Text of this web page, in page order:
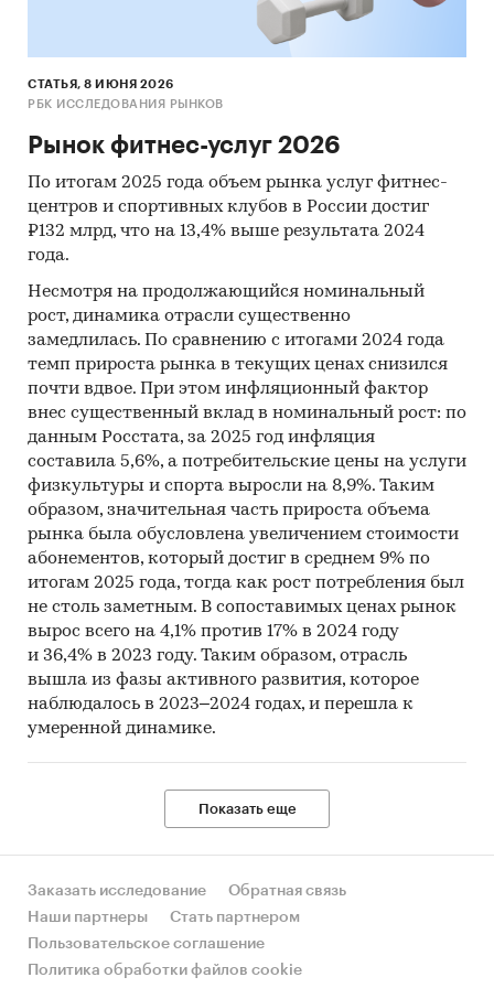
Показатели для компании
изм.
Необходимые инвестиции
тыс.
руб.
50 050
тыс.
IRR (годовая) %
PI (индекс прибыльности)
Срок окупаемости мес. 13
Дисконтированный срок
окупаемости
мес.
Выдержки из исследования
Анализ фитнес-рынка России
расширением инфраструктуры, увеличением
клиентской базы и ростом общего объема
развитие отрасли происходит неравномерно:
различные сегменты демонстрируют
указывает на перераспределение спроса в
СТАТЬЯ, 8 ИЮНЯ 2026
РБК ИССЛЕДОВАНИЯ РЫНКОВ
Рынок фитнес-услуг 2026
По итогам 2025 года объем рынка услуг фитнес-
центров и спортивных клубов в России достиг
₽132 млрд, что на 13,4% выше результата 2024
года.
Несмотря на продолжающийся номинальный
рост, динамика отрасли существенно
замедлилась. По сравнению с итогами 2024 года
темп прироста рынка в текущих ценах снизился
почти вдвое. При этом инфляционный фактор
внес существенный вклад в номинальный рост: по
данным Росстата, за 2025 год инфляция
составила 5,6%, а потребительские цены на услуги
физкультуры и спорта выросли на 8,9%. Таким
образом, значительная часть прироста объема
рынка была обусловлена увеличением стоимости
абонементов, который достиг в среднем 9% по
итогам 2025 года, тогда как рост потребления был
не столь заметным. В сопоставимых ценах рынок
вырос всего на 4,1% против 17% в 2024 году
и 36,4% в 2023 году. Таким образом, отрасль
вышла из фазы активного развития, которое
наблюдалось в 2023–2024 годах, и перешла к
умеренной динамике.
Показать еще
Заказать исследование
Обратная связь
Наши партнеры
Стать партнером
Пользовательское соглашение
Политика обработки файлов cookie